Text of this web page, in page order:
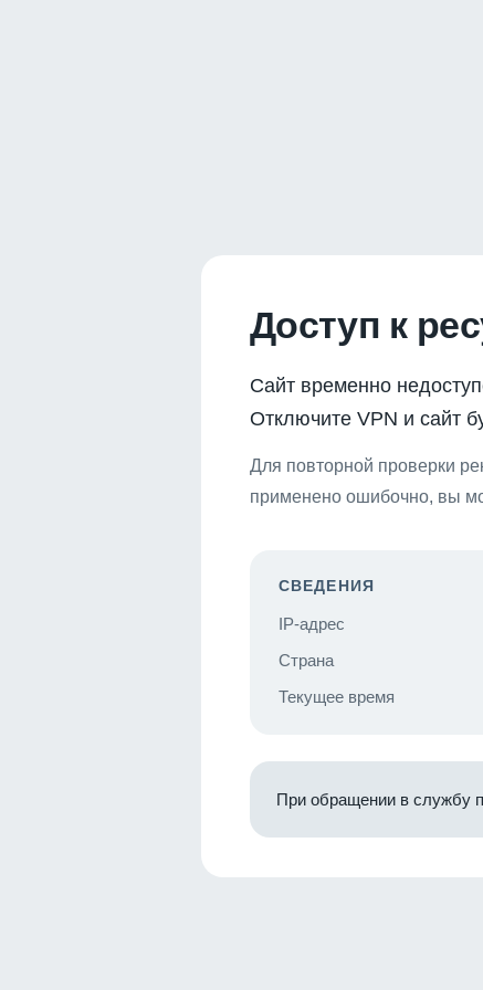
Доступ к
Сайт временно
Отключите VPN и сайт
Для повторной проверки
применено ошибочно, вы
СВЕДЕНИЯ
IP-адрес
Страна
Текущее время
При обращении в службу